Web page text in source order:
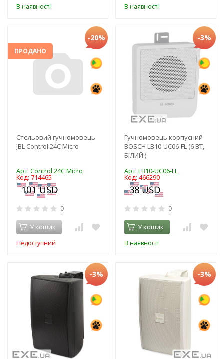
В наявності В наявності
ПРОДАНО
-20%
Стельовий гучномовець
JBL Control 24C Micro
Арт: Control 24C Micro
Код: 714465
0
У кошик
Недоступний
-3%
Гучномовець корпусний
BOSCH LB10-UC06-FL (6 ВТ,
БІЛИЙ )
Арт: LB10-UC06-FL
Код: 466290
0
У кошик
В наявності
-3% -3%